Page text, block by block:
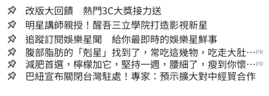
改版大回饋 熱門3C大獎接力送
明星講師親授！醒吾三立學院打造影視新星
追蹤訂閱娛樂星聞 給你最即時的娛樂星鮮事
腹部脂肪的「剋星」找到了，常吃這幾物，吃走大肚
囊，瘦出小蠻腰
PR
減肥首選，檸檬加它，堅持一週，腰細了，瘦到你懷疑
人生
PR
巴紐宣布關閉台灣駐處！專家：預示擴大對中經貿合作